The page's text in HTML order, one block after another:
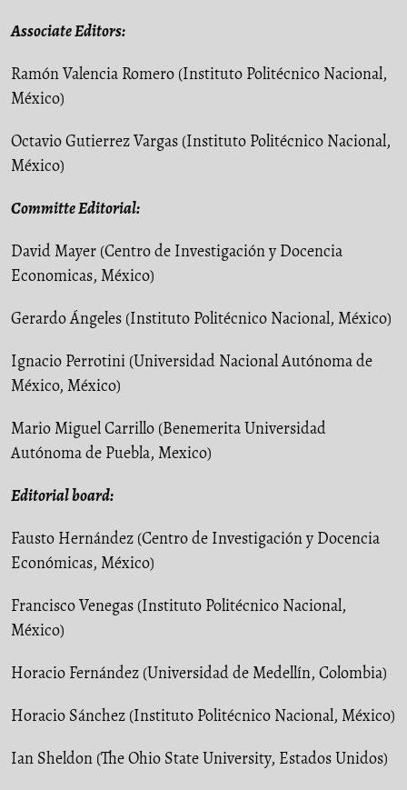
Associate Editors:
Ramón Valencia Romero (Instituto Politécnico Nacional,
México)
Octavio Gutierrez Vargas (Instituto Politécnico Nacional,
México)
Committe Editorial:
David Mayer (Centro de Investigación y Docencia
Economicas, México)
Gerardo Ángeles (Instituto Politécnico Nacional, México)
Ignacio Perrotini (Universidad Nacional Autónoma de
México, México)
Mario Miguel Carrillo (Benemerita Universidad
Autónoma de Puebla, Mexico)
Editorial board:
Fausto Hernández (Centro de Investigación y Docencia
Económicas, México)
Francisco Venegas (Instituto Politécnico Nacional,
México)
Horacio Fernández (Universidad de Medellín, Colombia)
Horacio Sánchez (Instituto Politécnico Nacional, México)
Ian Sheldon (The Ohio State University, Estados Unidos)